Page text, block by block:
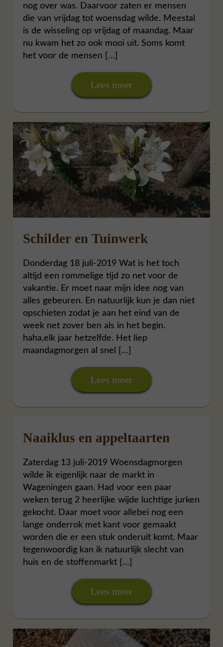
nog over was. Daarvoor zaten er mensen
die van vrijdag tot woensdag wilde. Meestal
is de wisseling op vrijdag of maandag. Maar
nu kwam het zo ook mooi uit. Soms komt
het voor de mensen […]
Lees meer
Schilder en Tuinwerk
Donderdag 18 juli-2019 Wat is het toch
altijd een rommelige tijd zo net voor de
vakantie. Er moet naar mijn idee nog van
alles gebeuren. En natuurlijk kun je dan niet
opschieten zodat je aan het eind van de
week net zover ben als in het begin.
haha,elk jaar hetzelfde. Het liep
maandagmorgen al snel […]
Lees meer
Naaiklus en appeltaarten
Zaterdag 13 juli-2019 Woensdagmorgen
wilde ik eigenlijk naar de markt in
Wageningen gaan. Had voor een paar
weken terug 2 heerlijke wijde luchtige jurken
gekocht. Daar moet voor allebei nog een
lange onderrok met kant voor gemaakt
worden die er een stuk onderuit komt. Maar
tegenwoordig kan ik natuurlijk slecht van
huis en de stoffenmarkt […]
Lees meer